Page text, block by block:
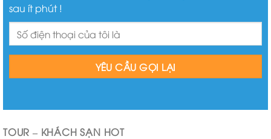
sau ít phút !
TOUR – KHÁCH SẠN HOT